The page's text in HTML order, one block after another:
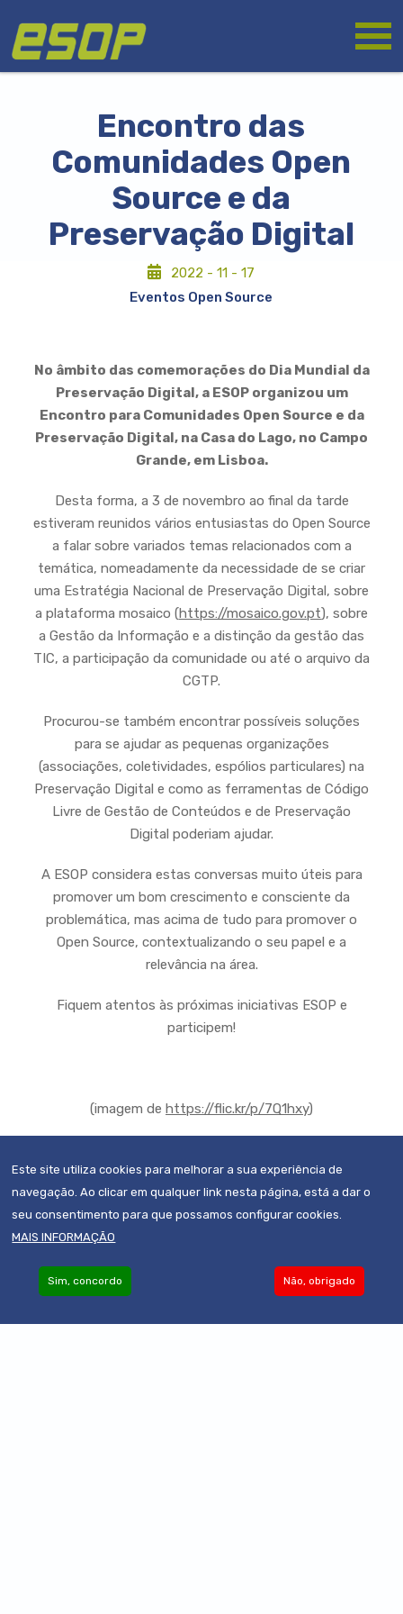
conteúdo
principal
Encontro das
Comunidades Open
Source e da
Preservação Digital
2022 - 11 - 17
Eventos Open Source
No âmbito das comemorações do Dia Mundial da
Preservação Digital, a ESOP organizou um
Encontro para Comunidades Open Source e da
Preservação Digital, na Casa do Lago, no Campo
Grande, em Lisboa.
Desta forma, a 3 de novembro ao final da tarde
estiveram reunidos vários entusiastas do Open Source
a falar sobre variados temas relacionados com a
temática, nomeadamente da necessidade de se criar
uma Estratégia Nacional de Preservação Digital, sobre
a plataforma mosaico (https://mosaico.gov.pt), sobre
a Gestão da Informação e a distinção da gestão das
TIC, a participação da comunidade ou até o arquivo da
CGTP.
Procurou-se também encontrar possíveis soluções
para se ajudar as pequenas organizações
(associações, coletividades, espólios particulares) na
Preservação Digital e como as ferramentas de Código
Livre de Gestão de Conteúdos e de Preservação
Digital poderiam ajudar.
A ESOP considera estas conversas muito úteis para
promover um bom crescimento e consciente da
problemática, mas acima de tudo para promover o
Open Source, contextualizando o seu papel e a
relevância na área.
Fiquem atentos às próximas iniciativas ESOP e
participem!
(imagem de https://flic.kr/p/7Q1hxy)
Este site utiliza cookies para melhorar a sua experiência de
navegação. Ao clicar em qualquer link nesta página, está a dar o
seu consentimento para que possamos configurar cookies.
MAIS INFORMAÇÃO
Não, obrigado
Sim, concordo